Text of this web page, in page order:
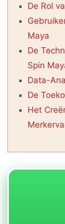
De Rol
Maya
De
Spin
Data-
De
Het